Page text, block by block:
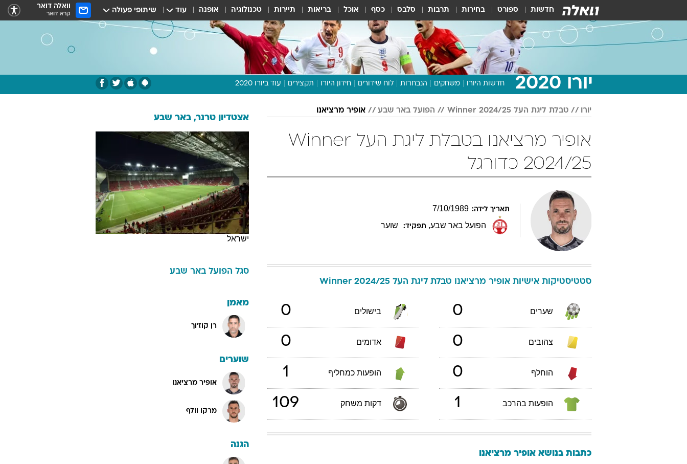
חדשות ספורט בחירות תרבות סלבס כסף אוכל בריאות תיירות טכנולוגיה אופנה עוד שיתופי פעולה וואלה דואר
קרא דואר
יורו 2020 חדשות היורו משחקים הנבחרות לוח שידורים חידון היורו תקצירים עוד ביורו 2020
תכנית היורו
דעות ופרשנויות
וואלה! ספורט
יורו טבלת ליגת העל Winner 2024/25 הפועל באר שבע אופיר מרציאנו
אופיר מרציאנו בטבלת ליגת העל Winner
2024/25 כדורגל
תאריך לידה: 7/10/1989
הפועל באר שבע, תפקיד: שוער
סטטיסטיקות אישיות אופיר מרציאנו טבלת ליגת העל Winner 2024/25
שערים 0 בישולים 0
צהובים 0 אדומים 0
הוחלף 0 הופעות כמחליף 1
הופעות בהרכב 1 דקות משחק 109
כתבות בנושא אופיר מרציאנו
אצטדיון טרנר, באר שבע
ישראל
סגל הפועל באר שבע
מאמן
רן קוז'וך
שוערים
אופיר מרציאנו
מרקו וולף
הגנה